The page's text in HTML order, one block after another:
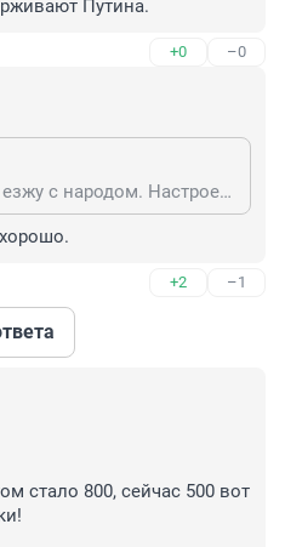
Путина.
+0 –0
На 13 трамвае бывает езжу с народом. Настроение у народа судя по разговорам в трамвае Бодрое, все Верят в Победу и поддерживают Путина.
+2 –1
стало 800, сейчас 500 вот